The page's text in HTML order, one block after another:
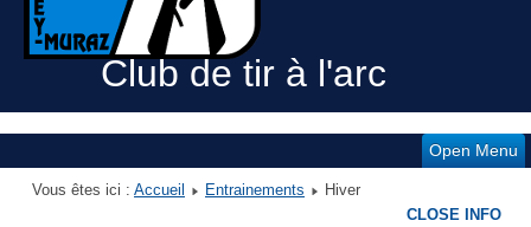
Club de tir à l'arc
Open Menu
Vous êtes ici : Accueil Entrainements Hiver
CLOSE INFO